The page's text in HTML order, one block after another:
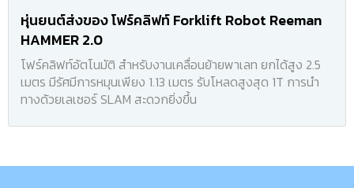
หุ่นยนต์ส่งของ โฟร์คลิฟท์ Forklift Robot Reeman
HAMMER 2.0
โฟร์คลิฟท์อัตโนมัติ สำหรับงานเคลื่อนย้ายพาเลท ยกได้สูง 2.5
เมตร มีรัศมีการหมุนเพียง 1.13 เมตร รับโหลดสูงสุด 1T การนำ
ทางด้วยเลเซอร์ SLAM สะดวกยิ่งขึ้น